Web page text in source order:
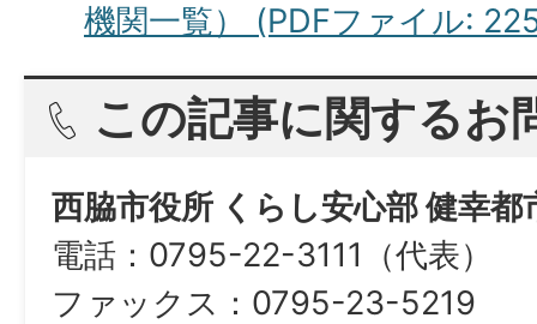
機関一覧） (PDFファイル:
この記事に関するお
西脇市役所 くらし安心部 健幸都
電話：0795-22-3111（代表）
​​​​​​​ファックス：0795-23-5219